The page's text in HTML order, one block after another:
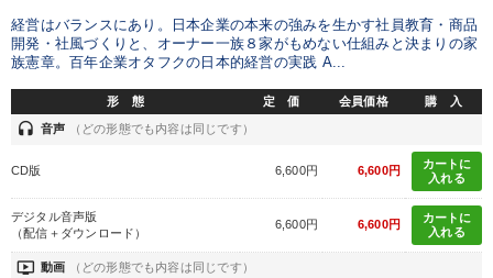
経営はバランスにあり。日本企業の本来の強みを生かす社員教育・商品
開発・社風づくりと、オーナー一族８家がもめない仕組みと決まりの家
族憲章。百年企業オタフクの日本的経営の実践 A...
形 態 定 価 会員価格 購 入
headset 音声 （どの形態でも内容は同じです）
CD版 6,600円 6,600円
カートに
入れる
デジタル音声版
（配信＋ダウンロード）
6,600円 6,600円
カートに
入れる
ondemand_video 動画 （どの形態でも内容は同じです）